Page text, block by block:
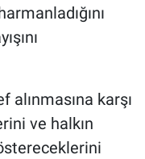
alınmasına karşı
ve halkın